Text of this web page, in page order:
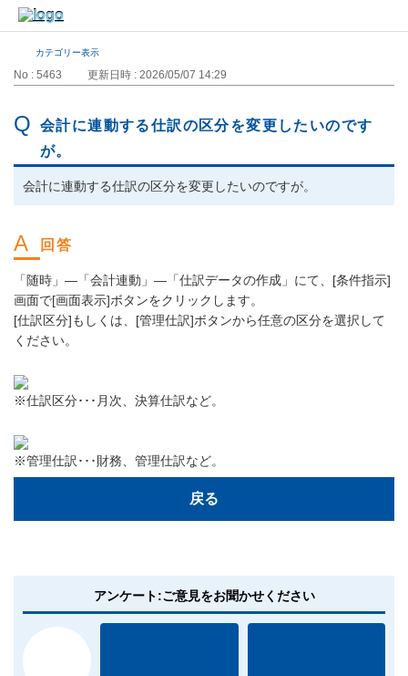
カテゴリー表示
No : 5463 更新日時 : 2026/05/07 14:29
会計に連動する仕訳の区分を変更したいのです
が。
会計に連動する仕訳の区分を変更したいのですが。
「随時」―「会計連動」―「仕訳データの作成」にて、[条件指示]
画面で[画面表示]ボタンをクリックします。
[仕訳区分]もしくは、[管理仕訳]ボタンから任意の区分を選択して
ください。
※仕訳区分･･･月次、決算仕訳など。
※管理仕訳･･･財務、管理仕訳など。
戻る
アンケート:ご意見をお聞かせください